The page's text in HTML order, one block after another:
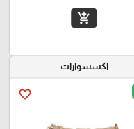
add_shopping_cart
اكسسوارات
favorite_border